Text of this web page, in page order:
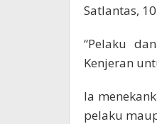
Satlantas,
“Pelaku
Kenjeran
Ia
pelaku